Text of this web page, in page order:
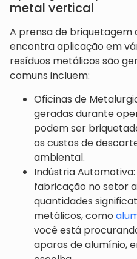
metal vertical
A prensa de
encontra aplicação em
resíduos metálicos são
comuns incluem:
Oficinas de
geradas durante
podem ser
os custos de
ambiental.
Indústria
fabricação no setor
quantidades
metálicos, como
você está
aparas de alumínio,